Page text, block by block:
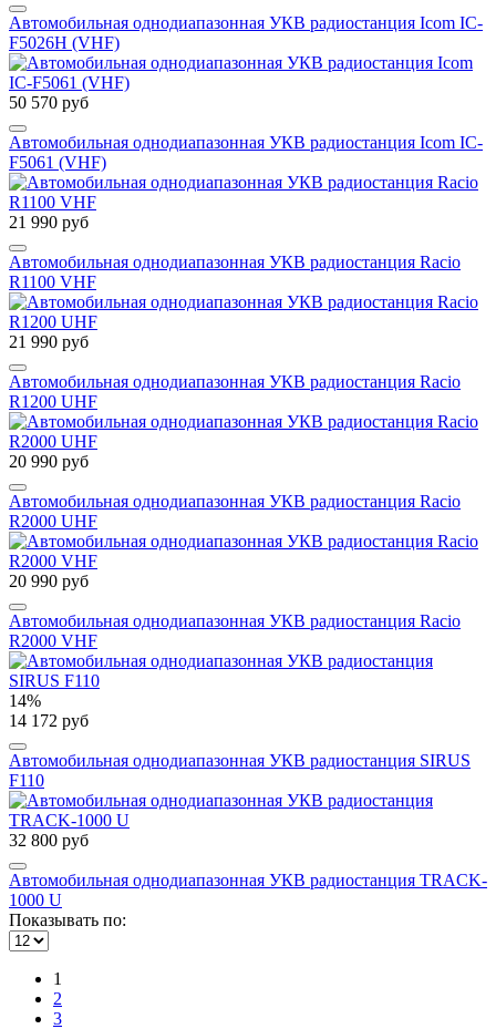
Автомобильная однодиапазонная УКВ радиостанция Icom IC-
F5026H (VHF)
50 570 руб
Автомобильная однодиапазонная УКВ радиостанция Icom IC-
F5061 (VHF)
21 990 руб
Автомобильная однодиапазонная УКВ радиостанция Racio
R1100 VHF
21 990 руб
Автомобильная однодиапазонная УКВ радиостанция Racio
R1200 UHF
20 990 руб
Автомобильная однодиапазонная УКВ радиостанция Racio
R2000 UHF
20 990 руб
Автомобильная однодиапазонная УКВ радиостанция Racio
R2000 VHF
14%
14 172 руб
Автомобильная однодиапазонная УКВ радиостанция SIRUS
F110
32 800 руб
Автомобильная однодиапазонная УКВ радиостанция TRACK-
1000 U
Показывать по:
1
2
3